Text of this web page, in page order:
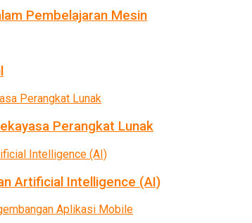
Pembelajaran Mesin
Perangkat Lunak
Artificial Intelligence (AI)